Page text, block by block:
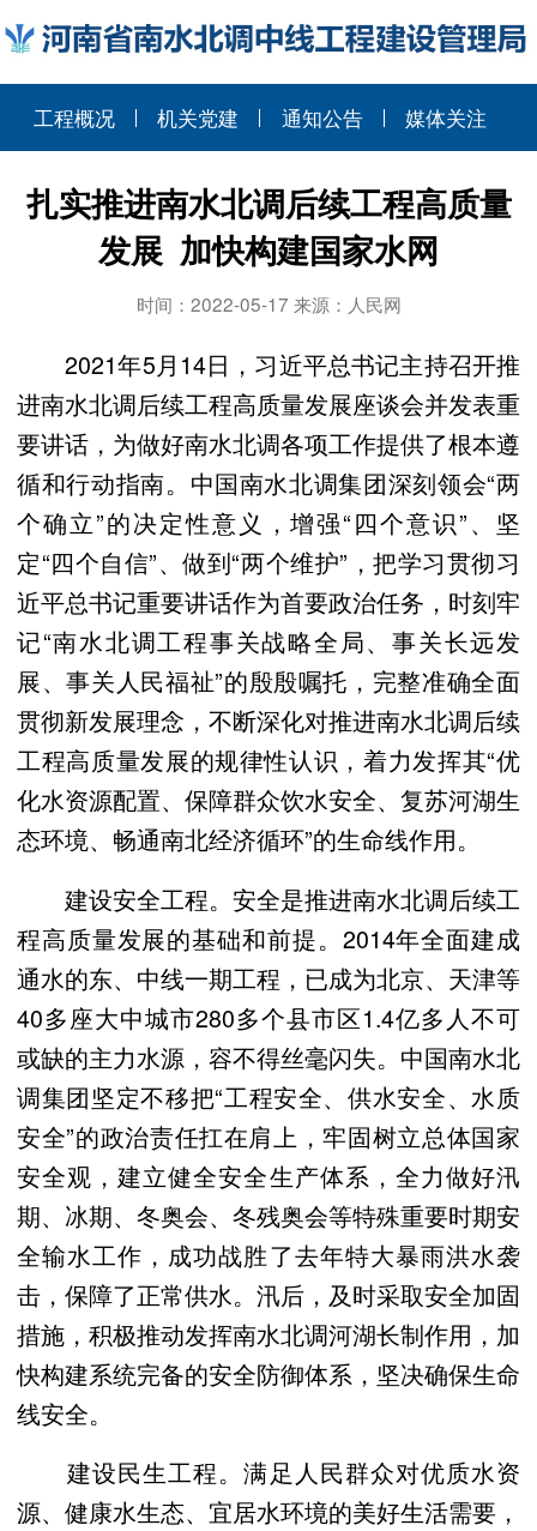
工程概况 机关党建 通知公告 媒体关注
扎实推进南水北调后续工程高质量
发展 加快构建国家水网
时间：2022-05-17 来源：人民网
2021年5月14日，习近平总书记主持召开推
进南水北调后续工程高质量发展座谈会并发表重
要讲话，为做好南水北调各项工作提供了根本遵
循和行动指南。中国南水北调集团深刻领会“两
个确立”的决定性意义，增强“四个意识”、坚
定“四个自信”、做到“两个维护”，把学习贯彻习
近平总书记重要讲话作为首要政治任务，时刻牢
记“南水北调工程事关战略全局、事关长远发
展、事关人民福祉”的殷殷嘱托，完整准确全面
贯彻新发展理念，不断深化对推进南水北调后续
工程高质量发展的规律性认识，着力发挥其“优
化水资源配置、保障群众饮水安全、复苏河湖生
态环境、畅通南北经济循环”的生命线作用。
建设安全工程。安全是推进南水北调后续工
程高质量发展的基础和前提。2014年全面建成
通水的东、中线一期工程，已成为北京、天津等
40多座大中城市280多个县市区1.4亿多人不可
或缺的主力水源，容不得丝毫闪失。中国南水北
调集团坚定不移把“工程安全、供水安全、水质
安全”的政治责任扛在肩上，牢固树立总体国家
安全观，建立健全安全生产体系，全力做好汛
期、冰期、冬奥会、冬残奥会等特殊重要时期安
全输水工作，成功战胜了去年特大暴雨洪水袭
击，保障了正常供水。汛后，及时采取安全加固
措施，积极推动发挥南水北调河湖长制作用，加
快构建系统完备的安全防御体系，坚决确保生命
线安全。
建设民生工程。满足人民群众对优质水资
源、健康水生态、宜居水环境的美好生活需要，